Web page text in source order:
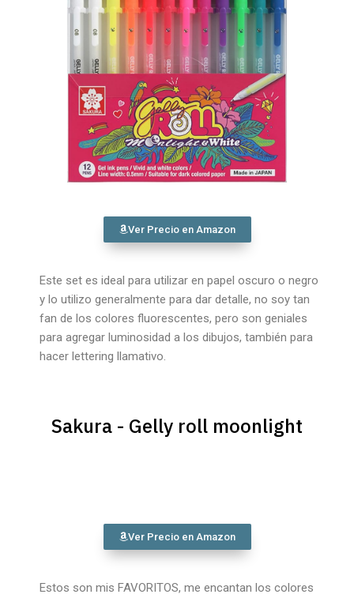
Ver Precio en Amazon
Este set es ideal para utilizar en papel oscuro o negro
y lo utilizo generalmente para dar detalle, no soy tan
fan de los colores fluorescentes, pero son geniales
para agregar luminosidad a los dibujos, también para
hacer lettering llamativo.
Sakura - Gelly roll moonlight
Ver Precio en Amazon
Estos son mis FAVORITOS, me encantan los colores